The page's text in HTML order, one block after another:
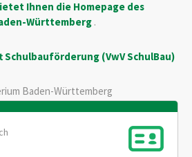
Ihnen die Homepage des
Württemberg .
(VwV SchulBau)
Baden-Württemberg